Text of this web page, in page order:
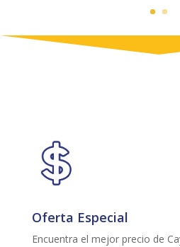
Oferta Especial
Encuentra el mejor precio de